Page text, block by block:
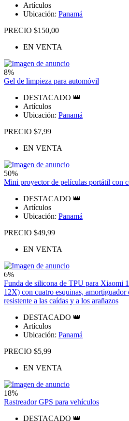
Artículos
Ubicación: Panamá
PRECIO $150,00
EN VENTA
8%
Gel de limpieza para automóvil
DESTACADO 👑
Artículos
Ubicación: Panamá
PRECIO $7,99
EN VENTA
50%
Mini proyector de películas portátil con
DESTACADO 👑
Artículos
Ubicación: Panamá
PRECIO $49,99
EN VENTA
6%
Funda de silicona de TPU para Xiaomi
12X) con cuatro esquinas, amortiguador
resistente a las caídas y a los arañazos
DESTACADO 👑
Artículos
Ubicación: Panamá
PRECIO $5,99
EN VENTA
18%
Rastreador GPS para vehículos
DESTACADO 👑